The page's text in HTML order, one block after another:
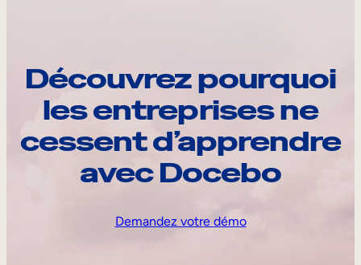
Découvrez pourquoi
les entreprises ne
cessent d’apprendre
avec Docebo
Demandez votre démo